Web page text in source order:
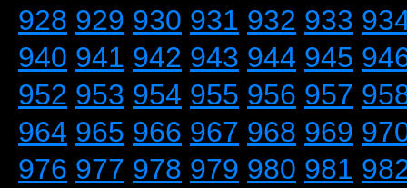
928 929 930 931 932 933
940 941 942 943 944 945
952 953 954 955 956 957
964 965 966 967 968 969
976 977 978 979 980 981